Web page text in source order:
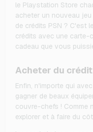
le Playstation Store
acheter un nouveau
de crédits PSN ? C'est
crédits avec une carte-
cadeau que vous
Acheter du
Enfin, n'importe qui
gagner de beaux
couvre-chefs ! Comme
explorer et à faire du